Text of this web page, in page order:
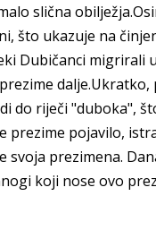
slična
što ukazuje na
Dubičanci migrirali
do riječi "duboka",
prezime pojavilo,
prezimena.
koji nose ovo